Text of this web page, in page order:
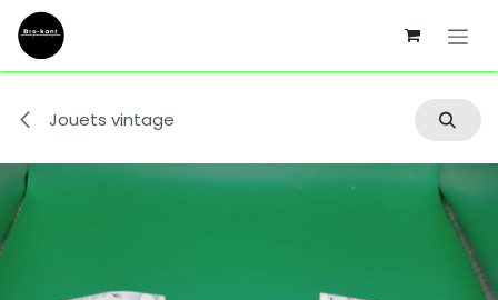
Se rendre au contenu
Jouets vintage